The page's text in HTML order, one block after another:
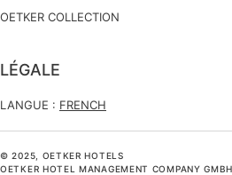
OETKER COLLECTION
LÉGALE
LANGUE : FRENCH
© 2025, OETKER HOTELS
OETKER HOTEL MANAGEMENT COMPANY